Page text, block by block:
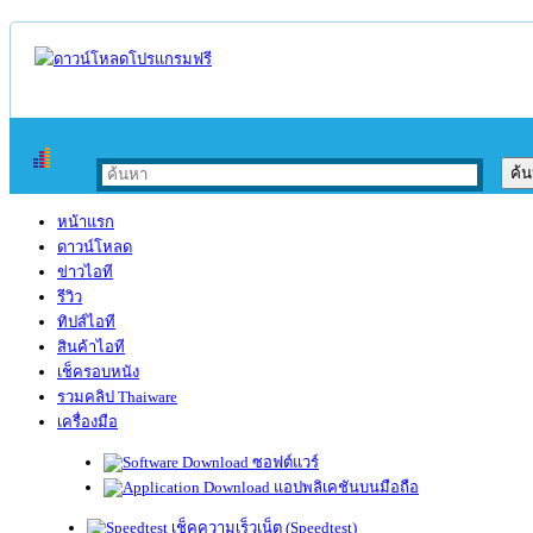
หน้าแรก
ดาวน์โหลด
ข่าวไอที
รีวิว
ทิปส์ไอที
สินค้าไอที
เช็ครอบหนัง
รวมคลิป Thaiware
เครื่องมือ
ซอฟต์แวร์
แอปพลิเคชันบนมือถือ
เช็คความเร็วเน็ต (Speedtest)